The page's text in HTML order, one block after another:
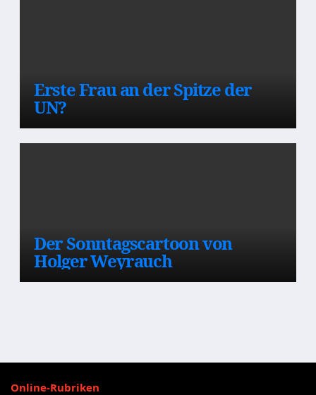
Erste Frau an der Spitze der
UN?
Der Sonntagscartoon von
Holger Weyrauch
Online-Rubriken